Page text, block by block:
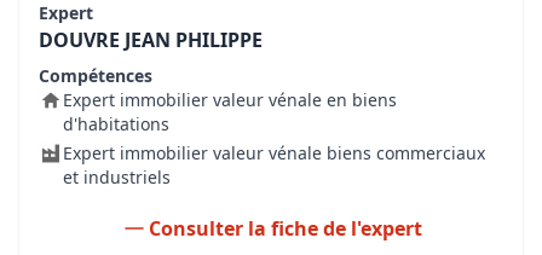
Expert
DOUVRE JEAN PHILIPPE
Compétences
Expert immobilier valeur vénale en biens
d'habitations
Expert immobilier valeur vénale biens commerciaux
et industriels
Consulter la fiche de l'expert